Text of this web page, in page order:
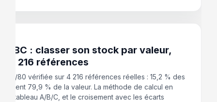
ABC : classer son stock par valeur,
4 216 références
20/80 vérifiée sur 4 216 références réelles : 15,2 % des
79,9 % de la valeur. La méthode de calcul en
le tableau A/B/C, et le croisement avec les écarts